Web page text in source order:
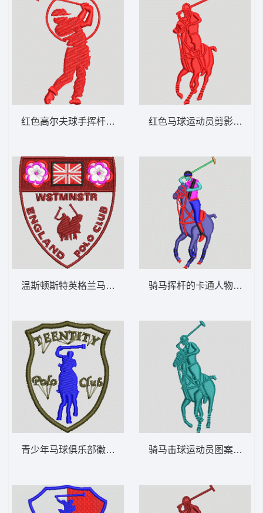
红色高尔夫球手挥杆剪影 保罗 骑马 polo 男
温斯顿斯特英格兰马球俱乐部徽章 保罗 骑马
青少年马球俱乐部徽章 保罗 骑马 polo 男
红色马球运动员剪影 保罗
骑马挥杆的卡通人物 保罗
骑马击球运动员图案 保罗